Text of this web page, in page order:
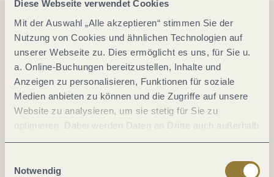
Diese Webseite verwendet Cookies
Mit der Auswahl „Alle akzeptieren“ stimmen Sie der
Nutzung von Cookies und ähnlichen Technologien auf
unserer Webseite zu. Dies ermöglicht es uns, für Sie u.
a. Online-Buchungen bereitzustellen, Inhalte und
Anzeigen zu personalisieren, Funktionen für soziale
Medien anbieten zu können und die Zugriffe auf unsere
Website zu analysieren, um sie stetig für Sie zu
optimieren. Dabei werden Daten an Dritte auch außerhalb
der Europäischen Union weitergegeben und dort
jederzeit widerrufen werden. Mit der Auswahl "Alle
Notwendig